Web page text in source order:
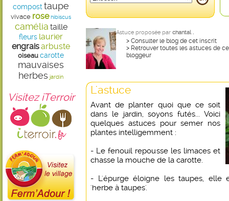
compost taupe
vivace rose hibiscus
camélia taille
fleurs laurier
engraisarbuste
oiseau carotte
mauvaises
herbes jardin
Visitez iTerroir
Astuce proposée par chantal .
> Consulter le blog de cet inscrit
> Retrouver toutes les astuces de ce
bloggeur
L'astuce
Avant de planter quoi que ce soit
dans le jardin, soyons futés... Voici
quelques astuces pour semer nos
plantes intelligemment :
- Le fenouil repousse les limaces et
chasse la mouche de la carotte.
- L'épurge éloigne les taupes, elle
'herbe à taupes'.